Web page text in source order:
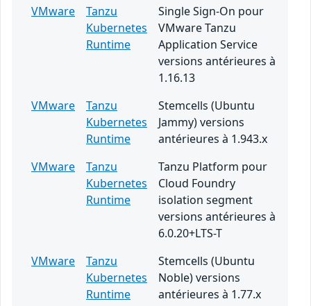
VMware
Tanzu
Kubernetes
Runtime
Single Sign-On pour
VMware Tanzu
Application Service
versions antérieures à
1.16.13
VMware
Tanzu
Kubernetes
Runtime
Stemcells (Ubuntu
Jammy) versions
antérieures à 1.943.x
VMware
Tanzu
Kubernetes
Runtime
Tanzu Platform pour
Cloud Foundry
isolation segment
versions antérieures à
6.0.20+LTS-T
VMware
Tanzu
Kubernetes
Runtime
Stemcells (Ubuntu
Noble) versions
antérieures à 1.77.x